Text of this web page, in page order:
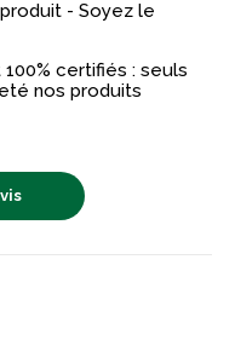
- Soyez le
certifiés : seuls
nos produits